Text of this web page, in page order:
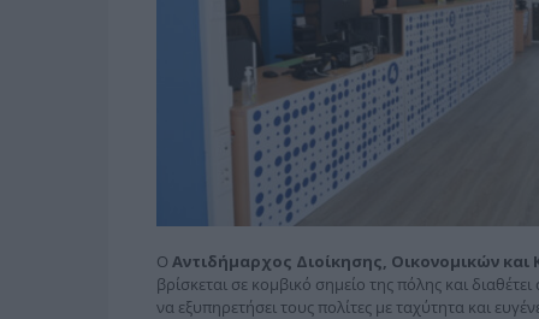
Ο Αντιδήμαρχος Διοίκησης, Οικονομικών και
βρίσκεται σε κομβικό σημείο της πόλης και
να εξυπηρετήσει τους πολίτες με ταχύτητα και